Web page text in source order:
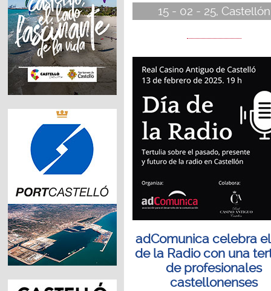
15 - 02 - 25, Castellón
adComunica celebra
de la Radio con una
de profesionales
castellonenses